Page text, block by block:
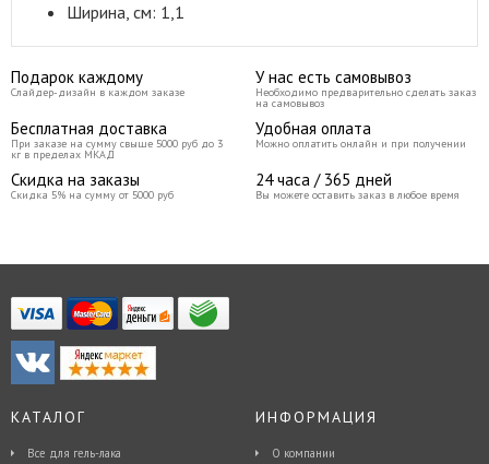
Ширина, см: 1,1
Подарок каждому
Слайдер-дизайн в каждом заказе
У нас есть самовывоз
Необходимо предварительно сделать заказ
на самовывоз
Бесплатная доставка
При заказе на сумму свыше 5000 руб до 3
кг в пределах МКАД
Удобная оплата
Можно оплатить онлайн и при получении
Скидка на заказы
Скидка 5% на сумму от 5000 руб
24 часа / 365 дней
Вы можете оставить заказ в любое время
КАТАЛОГ
Все для гель-лака
ИНФОРМАЦИЯ
О компании